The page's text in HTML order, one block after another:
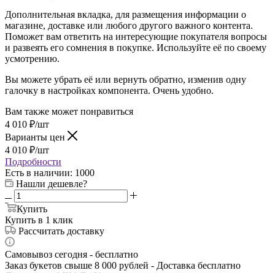
Дополнительная вкладка, для размещения информации о
магазине, доставке или любого другого важного контента.
Поможет вам ответить на интересующие покупателя вопросы
и развеять его сомнения в покупке. Используйте её по своему
усмотрению.
Вы можете убрать её или вернуть обратно, изменив одну
галочку в настройках компонента. Очень удобно.
Вам также может понравиться
4 010 ₽/шт
Варианты цен
4 010 ₽/шт
Подробности
Есть в наличии: 1000
Нашли дешевле?
Купить
Купить в 1 клик
Рассчитать доставку
Самовывоз сегодня - бесплатно
Заказ букетов свыше 8 000 рублей - Доставка бесплатно